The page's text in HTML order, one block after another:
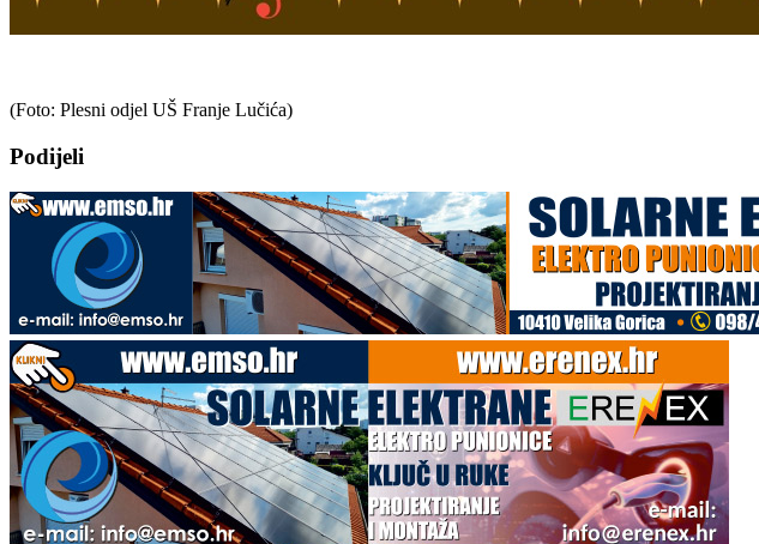
(Foto: Plesni odjel UŠ Franje Lučića)
Podijeli